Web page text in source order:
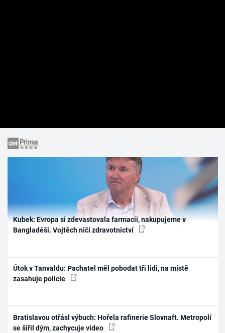
Kubek: Evropa si zdevastovala farmacii, nakupujeme v
Bangladéši. Vojtěch ničí zdravotnictví
Útok v Tanvaldu: Pachatel měl pobodat tři lidi, na místě
zasahuje policie
Bratislavou otřásl výbuch: Hořela rafinerie Slovnaft. Metropolí
se šířil dým, zachycuje video